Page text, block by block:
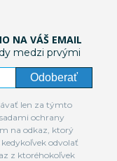
NA VÁŠ EMAIL
medzi prvými
Odoberať
len za týmto
ochrany
na odkaz, ktorý
odvolať
z ktoréhokoľvek